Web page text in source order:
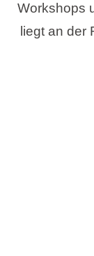
Workshops
liegt an der